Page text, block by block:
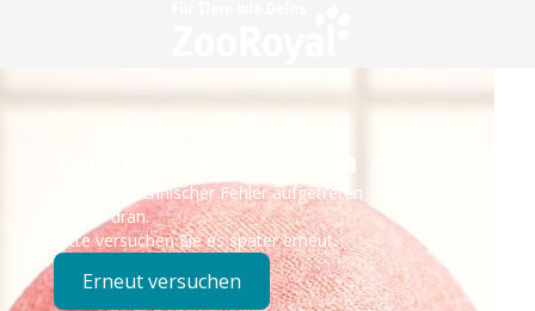
Technisches Problem
Es ist ein technischer Fehler aufgetreten – wir sind
bereits dran.
Bitte versuchen Sie es später erneut.
Erneut versuchen